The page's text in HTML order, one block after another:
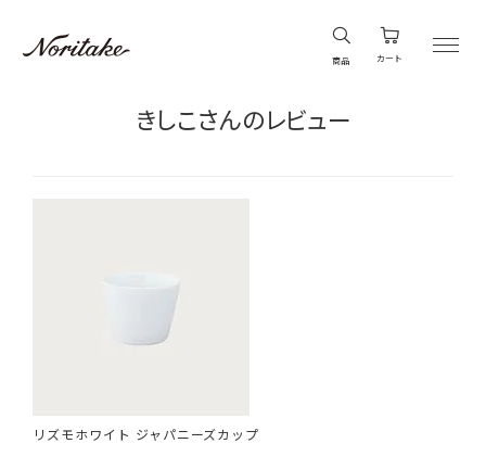
商品 カート
きしこさんのレビュー
リズモホワイト ジャパニーズカップ